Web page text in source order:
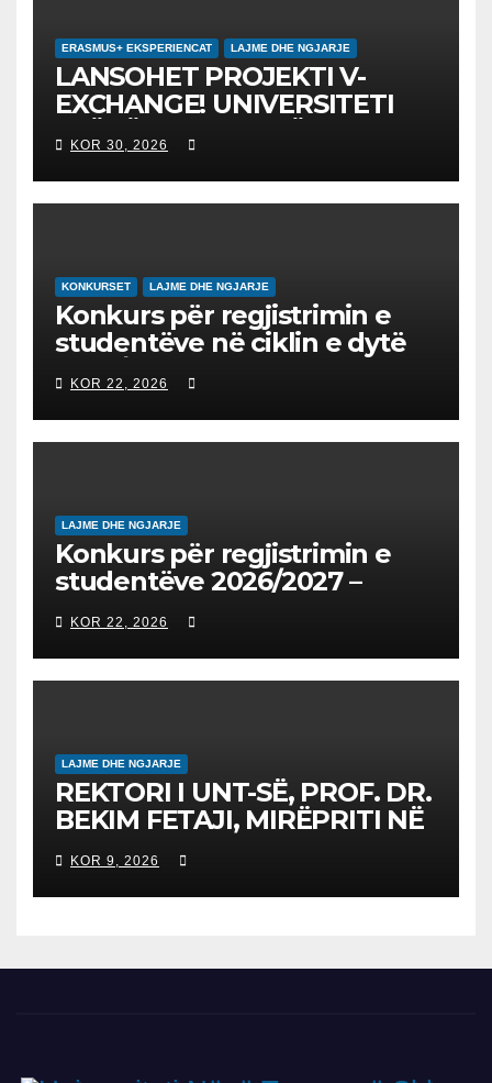
ERASMUS+ EKSPERIENCAT LAJME DHE NGJARJE
LANSOHET PROJEKTI V-
EXCHANGE! UNIVERSITETI
“NËNË TEREZA” NË SHKUP
UDHËHEQ NISMËN
NDËRKOMBËTARE PËR
EDUKIMIN DIGJITAL DHE
KOR 30, 2026
KONKURSET LAJME DHE NGJARJE
Konkurs për regjistrimin e
studentëve në ciklin e dytë
2026/2027 – Конкурс за
запишување на студенти
на втор циклус студии за
2026/2027
KOR 22, 2026
LAJME DHE NGJARJE
Konkurs për regjistrimin e
studentëve 2026/2027 –
Конкурс за запишување на
студенти за 2026/2027
KOR 22, 2026
LAJME DHE NGJARJE
REKTORI I UNT-SË, PROF. DR.
BEKIM FETAJI, MIRËPRITI NË
TAKIM ZYRTAR DREJTORIN E
SH.A MEPSO, DR. BURIM
LATIFIN
KOR 9, 2026